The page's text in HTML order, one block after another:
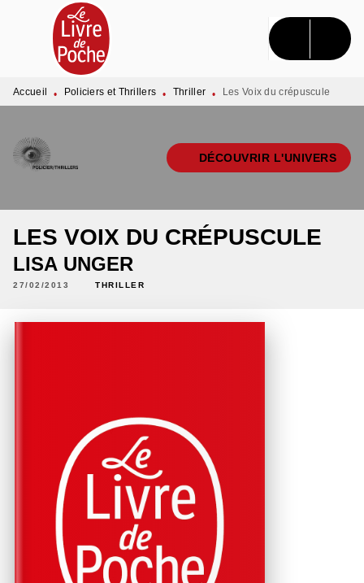
MENU RECHERCHE CONTENU
PIED DE PAGE
Accueil • Policiers et Thrillers • Thriller • Les Voix du crépuscule
DÉCOUVRIR L'UNIVERS
LES VOIX DU CRÉPUSCULE
LISA UNGER
27/02/2013 THRILLER